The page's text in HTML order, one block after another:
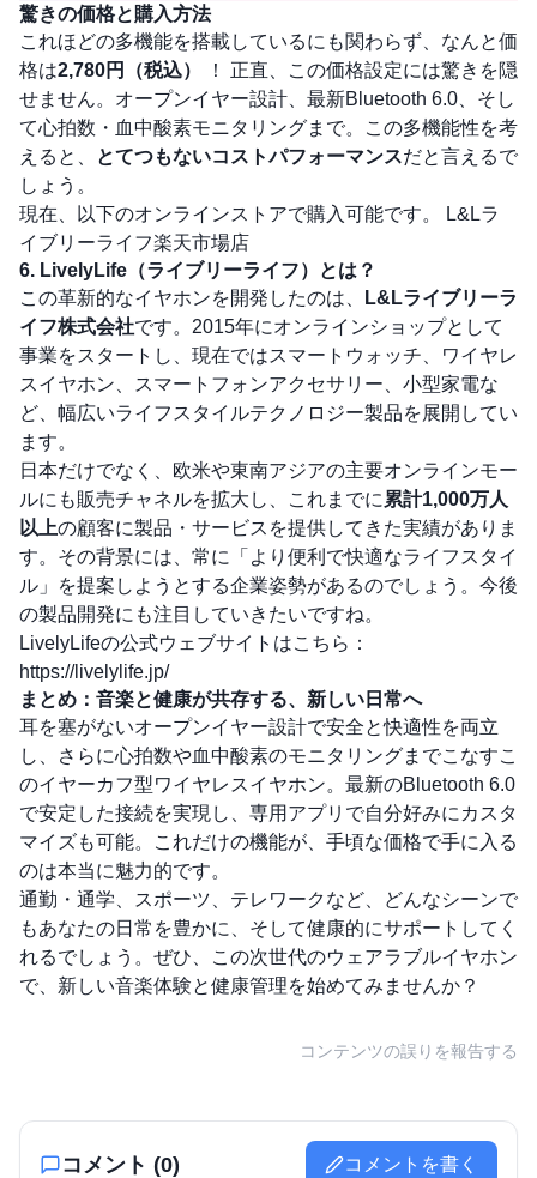
驚きの価格と購入方法
これほどの多機能を搭載しているにも関わらず、なんと価
格は2,780円（税込）
！ 正直、この価格設定には驚きを隠
せません。オープンイヤー設計、最新Bluetooth 6.0、そし
て心拍数・血中酸素モニタリングまで。この多機能性を考
えると、
とてつもないコストパフォーマンスだと言えるで
しょう。
現在、以下のオンラインストアで購入可能です。
L&Lラ
イブリーライフ楽天市場店
6. LivelyLife（ライブリーライフ）とは？
この革新的なイヤホンを開発したのは、
L&Lライブリーラ
イフ株式会社です。2015年にオンラインショップとして
事業をスタートし、現在ではスマートウォッチ、ワイヤレ
スイヤホン、スマートフォンアクセサリー、小型家電な
ど、幅広いライフスタイルテクノロジー製品を展開してい
ます。
日本だけでなく、欧米や東南アジアの主要オンラインモー
ルにも販売チャネルを拡大し、これまでに 累計1,000万人
以上の顧客に製品・サービスを提供してきた実績がありま
す。その背景には、常に「より便利で快適なライフスタイ
ル」を提案しようとする企業姿勢があるのでしょう。今後
の製品開発にも注目していきたいですね。
LivelyLifeの公式ウェブサイトはこちら：
https://livelylife.jp/
まとめ：音楽と健康が共存する、新しい日常へ
耳を塞がないオープンイヤー設計で安全と快適性を両立
し、さらに心拍数や血中酸素のモニタリングまでこなすこ
のイヤーカフ型ワイヤレスイヤホン。最新のBluetooth 6.0
で安定した接続を実現し、専用アプリで自分好みにカスタ
マイズも可能。これだけの機能が、手頃な価格で手に入る
のは本当に魅力的です。
通勤・通学、スポーツ、テレワークなど、どんなシーンで
もあなたの日常を豊かに、そして健康的にサポートしてく
れるでしょう。ぜひ、この次世代のウェアラブルイヤホン
で、新しい音楽体験と健康管理を始めてみませんか？
コンテンツの誤りを報告する
コメント (0) コメントを書く